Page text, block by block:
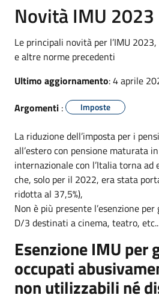
Novità IMU 2023
Le principali novità per l’IMU
e altre norme precedenti
Ultimo aggiornamento: 4 aprile
Argomenti : Imposte
La riduzione dell’imposta per i
all’estero con pensione maturata
internazionale con l’Italia torna ad
che, solo per il 2022, era stata
ridotta al 37,5%),
Non è più presente l’esenzione
D/3 destinati a cinema, teatro, etc..
Esenzione IMU per
occupati
non utilizzabili né